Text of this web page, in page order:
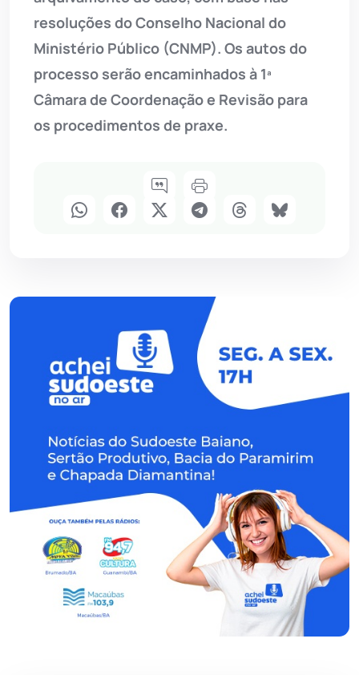
resoluções do Conselho Nacional do
Ministério Público (CNMP). Os autos do
processo serão encaminhados à 1ª
Câmara de Coordenação e Revisão para
os procedimentos de praxe.